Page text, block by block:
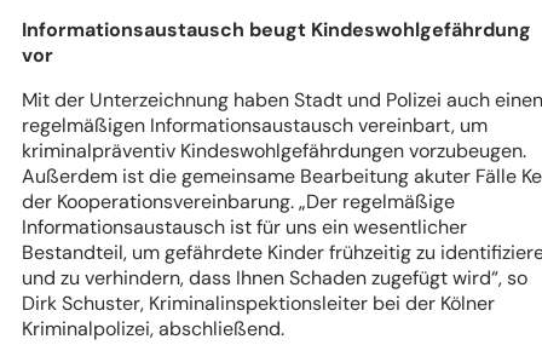
Informationsaustausch beugt Kindeswohlgefährdung
vor
Mit der Unterzeichnung haben Stadt und Polizei auch einen
regelmäßigen Informationsaustausch vereinbart, um
kriminalpräventiv Kindeswohlgefährdungen vorzubeugen.
Außerdem ist die gemeinsame Bearbeitung akuter Fälle
der Kooperationsvereinbarung.„Der regelmäßige
Informationsaustausch ist für uns ein wesentlicher
Bestandteil, um gefährdete Kinder frühzeitig zu
und zu verhindern, dass Ihnen Schaden zugefügt wird“, so
Dirk Schuster, Kriminalinspektionsleiter bei der Kölner
Kriminalpolizei, abschließend.